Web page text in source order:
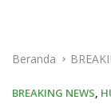
Beranda
BREAKING NEWS,